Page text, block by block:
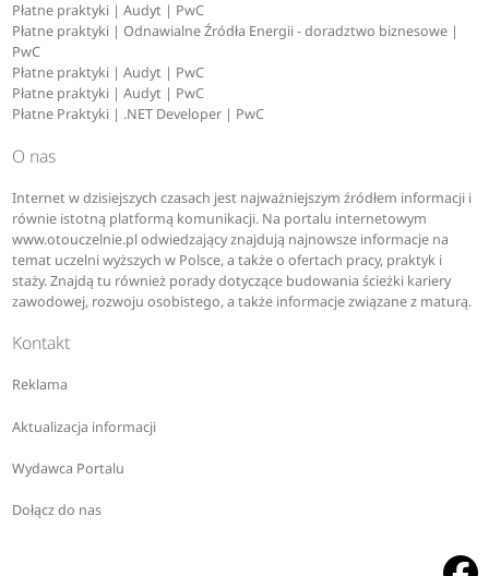
Płatne praktyki | Audyt | PwC
Płatne praktyki | Odnawialne Źródła Energii - doradztwo biznesowe |
PwC
Płatne praktyki | Audyt | PwC
Płatne praktyki | Audyt | PwC
Płatne Praktyki | .NET Developer | PwC
O nas
Internet w dzisiejszych czasach jest najważniejszym źródłem informacji i
równie istotną platformą komunikacji. Na portalu internetowym
www.otouczelnie.pl odwiedzający znajdują najnowsze informacje na
temat uczelni wyższych w Polsce, a także o ofertach pracy, praktyk i
staży. Znajdą tu również porady dotyczące budowania ścieżki kariery
zawodowej, rozwoju osobistego, a także informacje związane z maturą.
Kontakt
Reklama
Aktualizacja informacji
Wydawca Portalu
Dołącz do nas